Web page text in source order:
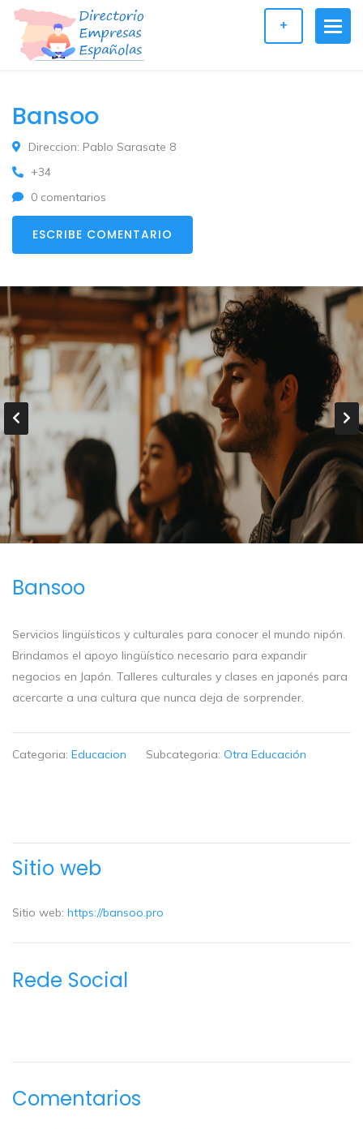
+
Bansoo
Direccion: Pablo Sarasate 8
+34
0 comentarios
ESCRIBE COMENTARIO
Bansoo
Servicios lingüísticos y culturales para conocer el mundo nipón.
Brindamos el apoyo lingüístico necesario para expandir
negocios en Japón. Talleres culturales y clases en japonés para
acercarte a una cultura que nunca deja de sorprender.
Categoria: Educacion Subcategoria: Otra Educación
Sitio web
Sitio web: https://bansoo.pro
Rede Social
Comentarios